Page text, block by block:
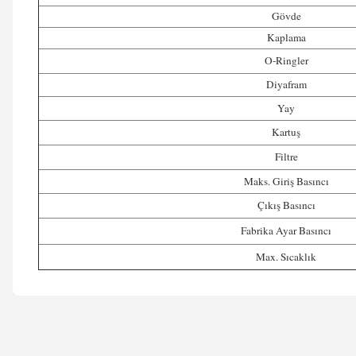
Gövde
Kaplama
O-Ringler
Diyafram
Yay
Kartuş
Filtre
Maks. Giriş Basıncı
Çıkış Basıncı
Fabrika Ayar Basıncı
Max. Sıcaklık